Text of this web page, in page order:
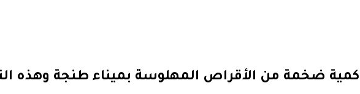
كمية ضخمة من الأقراص المهلوسة بميناء طنجة وهذه